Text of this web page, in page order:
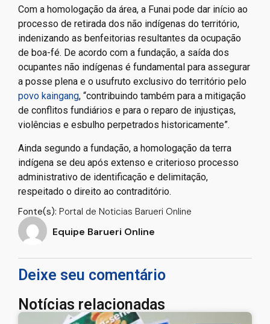
Com a homologação da área, a Funai pode dar início ao
processo de retirada dos não indígenas do território,
indenizando as benfeitorias resultantes da ocupação
de boa-fé. De acordo com a fundação, a saída dos
ocupantes não indígenas é fundamental para assegurar
a posse plena e o usufruto exclusivo do território pelo
povo kaingang, “contribuindo também para a mitigação
de conflitos fundiários e para o reparo de injustiças,
violências e esbulho perpetrados historicamente”.
Ainda segundo a fundação, a homologação da terra
indígena se deu após extenso e criterioso processo
administrativo de identificação e delimitação,
respeitado o direito ao contraditório.
Fonte(s): Portal de Noticias Barueri Online
Equipe Barueri Online
Deixe seu comentário
Notícias relacionadas